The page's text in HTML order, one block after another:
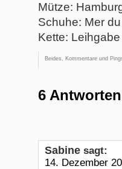
Mütze:
Schuhe: Mer
Kette:
Beides, Kommentare und
6
Sabine sagt:
14. Dezember